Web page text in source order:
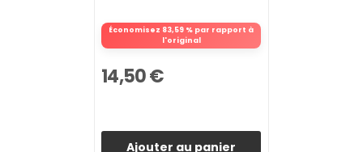
Économisez 83,59 % par rapport à
l'original
14,50 €
Ajouter au panier